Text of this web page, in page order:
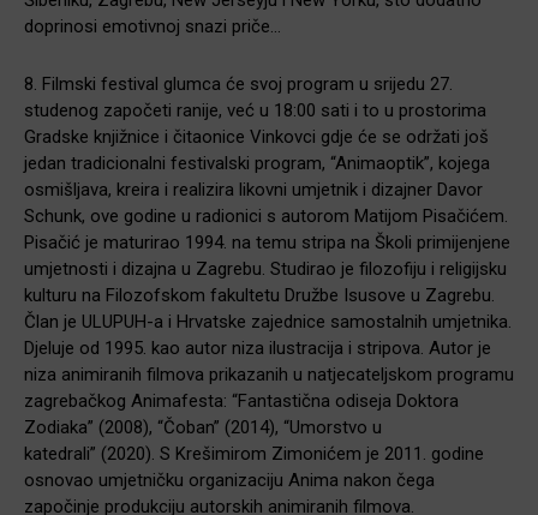
doprinosi emotivnoj snazi priče…
8. Filmski festival glumca će svoj program u srijedu 27.
studenog započeti ranije, već u 18:00 sati i to u prostorima
Gradske knjižnice i čitaonice Vinkovci gdje će se održati još
jedan tradicionalni festivalski program, “Animaoptik”, kojega
osmišljava, kreira i realizira likovni umjetnik i dizajner Davor
Schunk, ove godine u radionici s autorom Matijom Pisačićem.
Pisačić je maturirao 1994. na temu stripa na Školi primijenjene
umjetnosti i dizajna u Zagrebu. Studirao je filozofiju i religijsku
kulturu na Filozofskom fakultetu Družbe Isusove u Zagrebu.
Član je ULUPUH-a i Hrvatske zajednice samostalnih umjetnika.
Djeluje od 1995. kao autor niza ilustracija i stripova. Autor je
niza animiranih filmova prikazanih u natjecateljskom programu
zagrebačkog Animafesta: “Fantastična odiseja Doktora
Zodiaka” (2008), “Čoban” (2014), “Umorstvo u
katedrali” (2020). S Krešimirom Zimonićem je 2011. godine
osnovao umjetničku organizaciju Anima nakon čega
započinje produkciju autorskih animiranih filmova.